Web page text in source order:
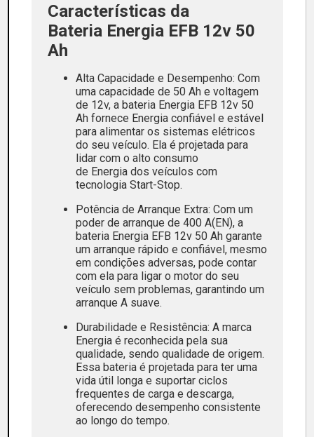
Características da
Bateria Energia EFB 12v 50
Ah
Alta Capacidade e Desempenho: Com
uma capacidade de 50 Ah e voltagem
de 12v, a bateria Energia EFB 12v 50
Ah fornece Energia confiável e estável
para alimentar os sistemas elétricos
do seu veículo. Ela é projetada para
lidar com o alto consumo
de Energia dos veículos com
tecnologia Start-Stop.
Potência de Arranque Extra: Com um
poder de arranque de 400 A(EN), a
bateria Energia EFB 12v 50 Ah garante
um arranque rápido e confiável, mesmo
em condições adversas, pode contar
com ela para ligar o motor do seu
veículo sem problemas, garantindo um
arranque A suave.
Durabilidade e Resistência: A marca
Energia é reconhecida pela sua
qualidade, sendo qualidade de origem.
Essa bateria é projetada para ter uma
vida útil longa e suportar ciclos
frequentes de carga e descarga,
oferecendo desempenho consistente
ao longo do tempo.